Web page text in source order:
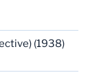
(1938)